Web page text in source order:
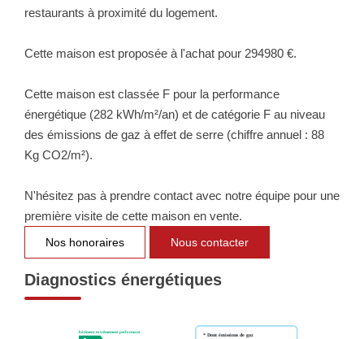
restaurants à proximité du logement.
Cette maison est proposée à l'achat pour 294980 €.
Cette maison est classée F pour la performance
énergétique (282 kWh/m²/an) et de catégorie F au niveau
des émissions de gaz à effet de serre (chiffre annuel : 88
Kg CO2/m²).
N'hésitez pas à prendre contact avec notre équipe pour une
première visite de cette maison en vente.
Nos honoraires Nous contacter
Diagnostics énergétiques